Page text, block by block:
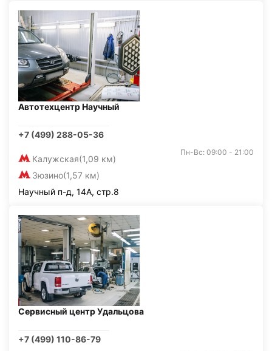
Автотехцентр Научный
+7 (499) 288-05-36
Калужская(1,09 км)
Зюзино(1,57 км)
Пн-Вс: 09:00 - 21:00
Научный п-д, 14А, стр.8
Сервисный центр Удальцова
+7 (499) 110-86-79